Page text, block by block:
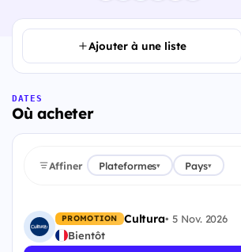
Ajouter à une liste
DATES
Où acheter
Affiner Plateformes▾ Pays▾
PROMOTION Cultura•5 Nov. 2026
Bientôt